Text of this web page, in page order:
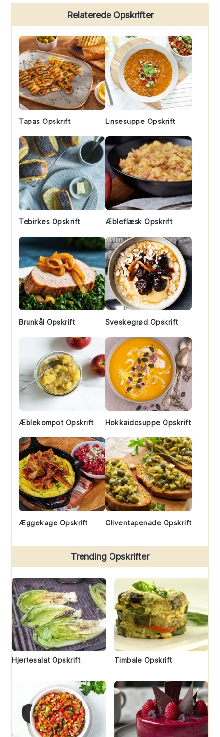
Sidebar
Relaterede Opskrifter
Tapas Opskrift Linsesuppe Opskrift
Tebirkes Opskrift Æbleflæsk Opskrift
Brunkål Opskrift Sveskegrød Opskrift
Æblekompot Opskrift Hokkaidosuppe Opskrift
Æggekage Opskrift Oliventapenade Opskrift
Trending Opskrifter
Hjertesalat Opskrift Timbale Opskrift